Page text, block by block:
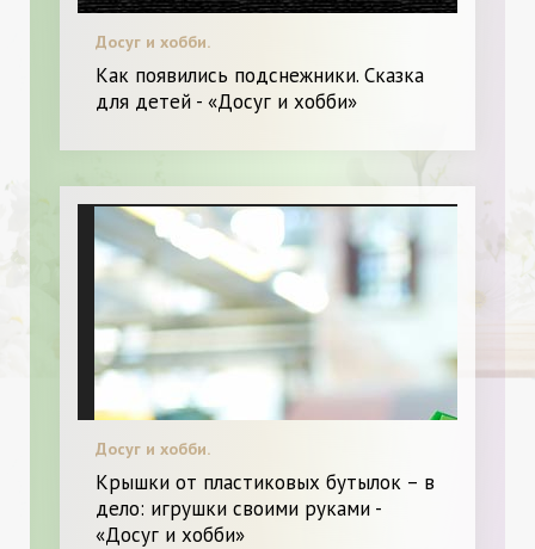
Досуг и хобби.
Как появились подснежники. Сказка
для детей - «Досуг и хобби»
Досуг и хобби.
Крышки от пластиковых бутылок – в
дело: игрушки своими руками -
«Досуг и хобби»